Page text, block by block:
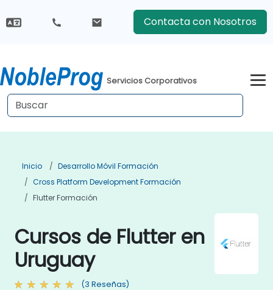
Contacta con Nosotros
Servicios Corporativos
Inicio
Desarrollo Móvil Formación
Cross Platform Development Formación
Flutter Formación
Cursos de Flutter en
Uruguay
(3 Reseñas)